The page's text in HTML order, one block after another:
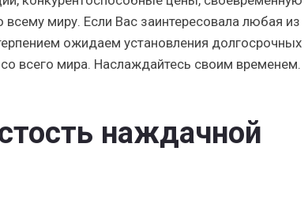
миру. Если Вас заинтересовала любая из
ожидаем установления долгосрочных
всего мира. Наслаждайтесь своим временем.
наждачной